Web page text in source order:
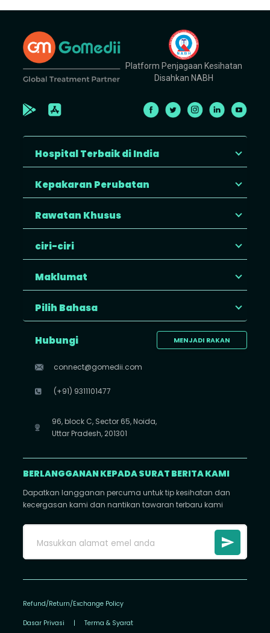
Platform Penjagaan Kesihatan
Disahkan NABH
Hospital Terbaik di India
Kepakaran Perubatan
Rawatan Khusus
ciri-ciri
Maklumat
Pilih Bahasa
MENJADI RAKAN
Hubungi
connect@gomedii.com
(+91) 9311101477
96, block C, Sector 65, Noida,
Uttar Pradesh, 201301
BERLANGGANAN KEPADA SURAT BERITA KAMI
Dapatkan langganan percuma untuk tip kesihatan dan
kecergasan kami dan nantikan tawaran terbaru kami
Refund/Return/Exchange Policy
Dasar Privasi | Terma & Syarat